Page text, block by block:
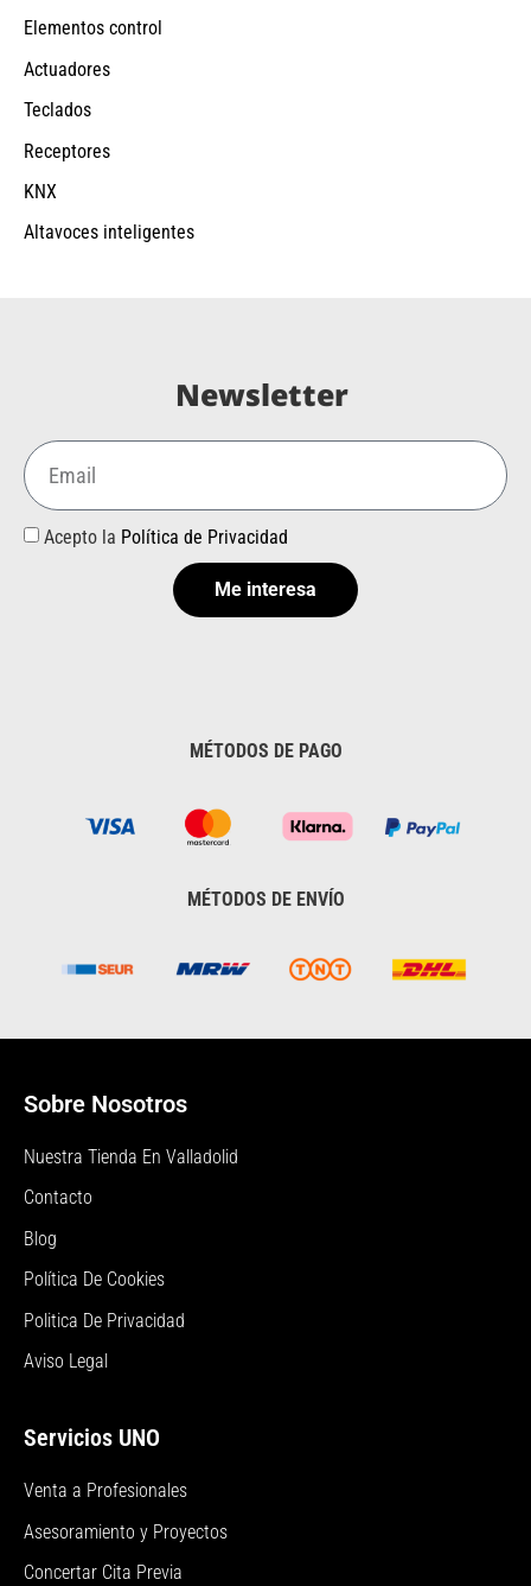
Elementos control
Actuadores
Teclados
Receptores
KNX
Altavoces inteligentes
Newsletter
Acepto la Política de Privacidad
Me interesa
MÉTODOS DE PAGO
MÉTODOS DE ENVÍO
Sobre Nosotros
Nuestra Tienda En Valladolid
Contacto
Blog
Política De Cookies
Politica De Privacidad
Aviso Legal
Servicios UNO
Venta a Profesionales
Asesoramiento y Proyectos
Concertar Cita Previa